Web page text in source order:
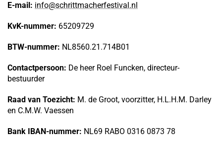
E-mail: info@schrittmacherfestival.nl
KvK-nummer: 65209729
BTW-nummer: NL8560.21.714B01
Contactpersoon: De heer Roel Funcken, directeur-
bestuurder
Raad van Toezicht: M. de Groot, voorzitter, H.L.H.M. Darley
en C.M.W. Vaessen
Bank IBAN-nummer: NL69 RABO 0316 0873 78